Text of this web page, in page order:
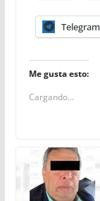
Telegram
Me gusta esto:
Cargando...